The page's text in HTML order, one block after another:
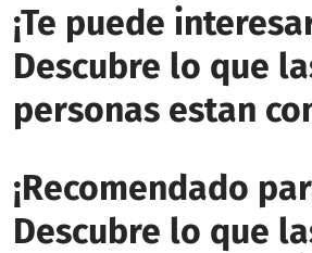
¡Te puede
Descubre lo que
personas estan
¡Recomendado
Descubre lo que